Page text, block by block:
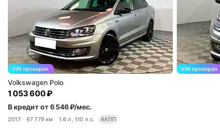
Volkswagen Polo
1 053 600 ₽
В кредит от 6 546 ₽/мес.
2017 67 779 км 1.6 л, 110 л.с. АКПП